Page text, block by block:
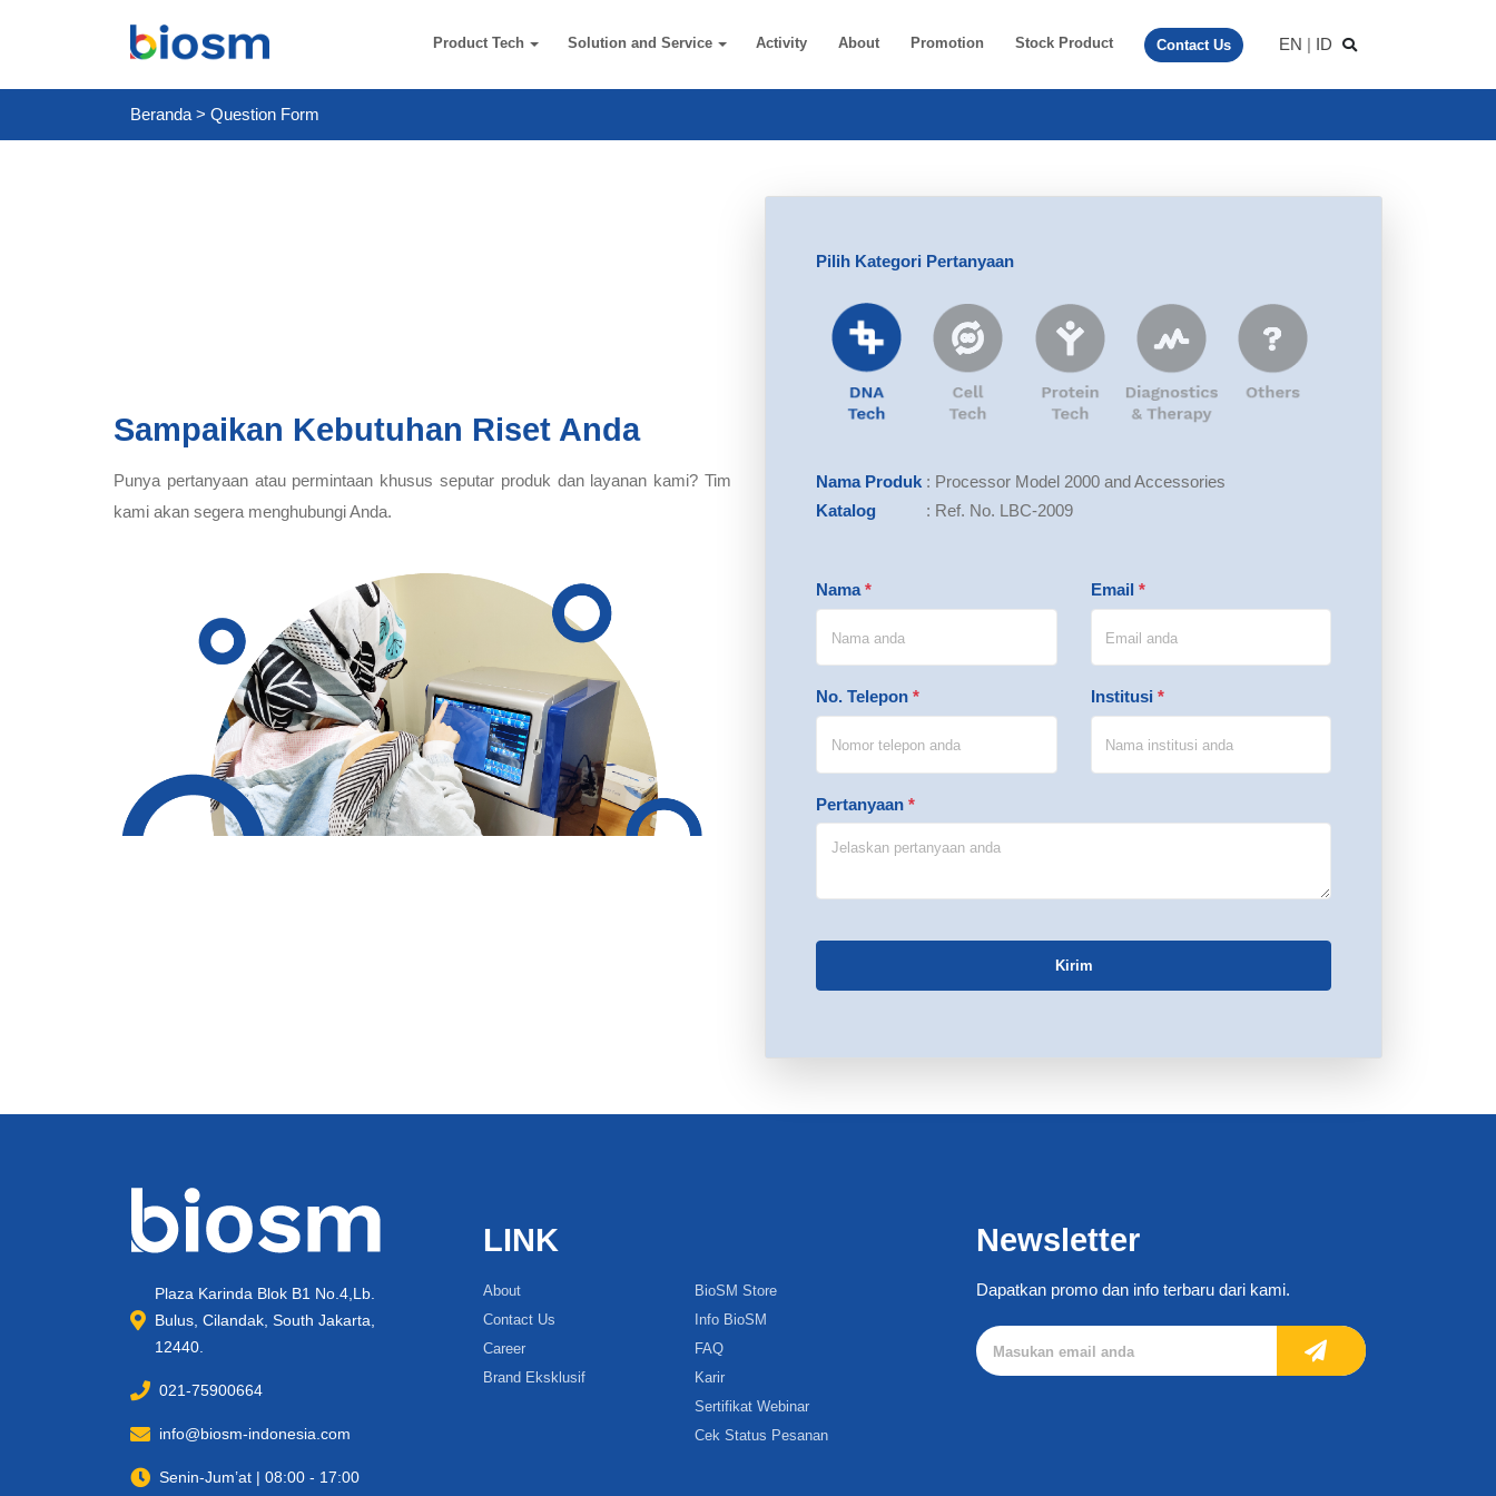
Product Tech Solution and Service Activity About Promotion Stock Product Contact Us EN | ID
Beranda > Question Form
Sampaikan Kebutuhan Riset Anda
Punya pertanyaan atau permintaan khusus seputar produk dan layanan kami? Tim
kami akan segera menghubungi Anda.
Pilih Kategori Pertanyaan
Nama Produk : Processor Model 2000 and Accessories
Katalog
: Ref. No. LBC-2009
Nama* Email *
No. Telepon * Institusi *
Pertanyaan *
Kirim
Plaza Karinda Blok B1 No.4,Lb.
Bulus, Cilandak, South Jakarta,
12440.
021-75900664
info@biosm-indonesia.com
Senin-Jum’at | 08:00 - 17:00
LINK
About
Contact Us
Career
Brand Eksklusif
BioSM Store
Info BioSM
FAQ
Karir
Sertifikat Webinar
Cek Status Pesanan
Newsletter
Dapatkan promo dan info terbaru dari kami.